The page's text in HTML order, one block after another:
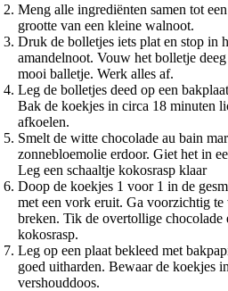
Meng alle ingrediënten samen tot
grootte van een kleine walnoot.
Druk de bolletjes iets plat en stop in
amandelnoot. Vouw het bolletje
mooi balletje. Werk alles af.
Leg de bolletjes deed op een
Bak de koekjes in circa 18 minuten
afkoelen.
Smelt de witte chocolade au bain
zonnebloemolie erdoor. Giet het in
Leg een schaaltje kokosrasp klaar
Doop de koekjes 1 voor 1 in de
met een vork eruit. Ga voorzichtig
breken. Tik de overtollige chocolade
kokosrasp.
Leg op een plaat bekleed met
goed uitharden. Bewaar de koekjes
vershouddoos.